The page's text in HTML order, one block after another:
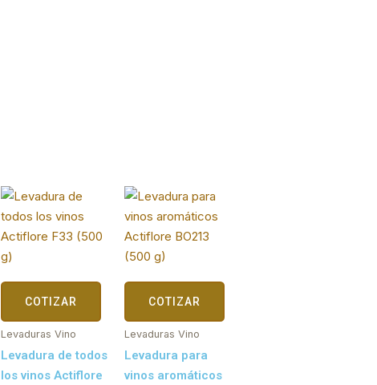
COTIZAR
Levaduras Vino
Levadura de todos
los vinos Actiflore
COTIZAR
Levaduras Vino
Levadura para
vinos aromáticos